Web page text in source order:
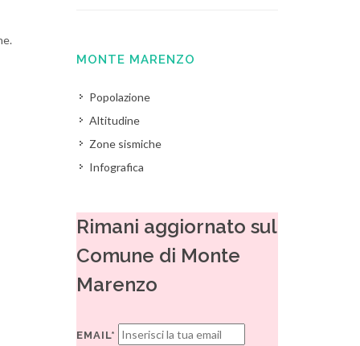
MONTE MARENZO
Popolazione
Altitudine
Zone sismiche
Infografica
Rimani aggiornato sul
Comune di Monte
Marenzo
EMAIL*